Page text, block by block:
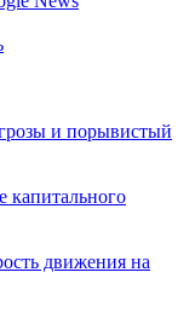
и порывистый
капитального
движения на